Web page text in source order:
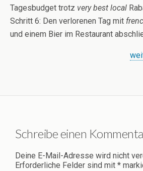
Tagesbudget trotz very best local
Schritt 6: Den verlorenen Tag mit
und einem Bier im Restaurant
Schreibe einen
Deine E-Mail-Adresse wird nicht
Erforderliche Felder sind mit *